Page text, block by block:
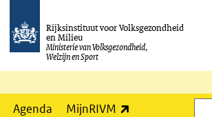
Rijksinstituut voor Volksgezondheid
en Milieu
Ministerie van Volksgezondheid,
Welzijn en Sport
Agenda MijnRIVM
Zoeken